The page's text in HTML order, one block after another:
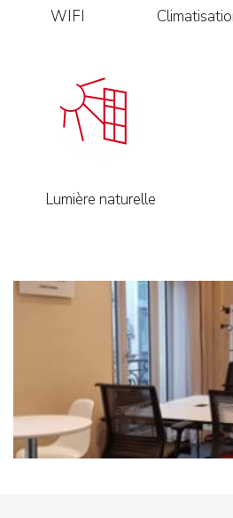
WIFI
Lumière naturelle